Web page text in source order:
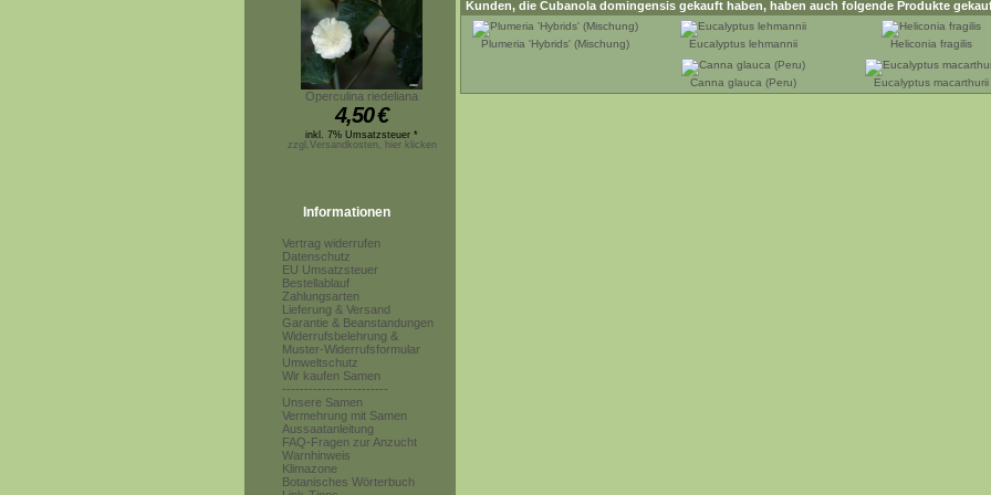
Operculina riedeliana
4,50€
inkl. 7% Umsatzsteuer *
zzgl.Versandkosten, hier klicken
Informationen
Vertrag widerrufen
Datenschutz
EU Umsatzsteuer
Bestellablauf
Zahlungsarten
Lieferung & Versand
Garantie & Beanstandungen
Widerrufsbelehrung &
Muster-Widerrufsformular
Umweltschutz
Wir kaufen Samen
------------------------
Unsere Samen
Vermehrung mit Samen
Aussaatanleitung
FAQ-Fragen zur Anzucht
Warnhinweis
Klimazone
Botanisches Wörterbuch
Kunden, die Cubanola domingensis gekauft haben, haben auch folgende Produkte
Plumeria 'Hybrids' (Mischung) Eucalyptus lehmannii Heliconia fragilis
Canna glauca (Peru) Eucalyptus macarthurii